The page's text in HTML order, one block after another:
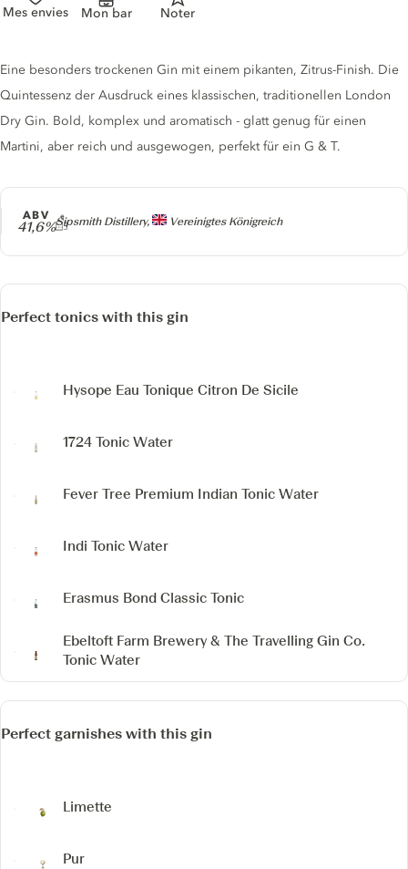
Mes envies Mon bar Noter
Producer
Sipsmith Distillery, Vereinigtes Königreich
ABV
41,6%
Gin description
Eine besonders trockenen Gin mit einem pikanten, Zitrus-Finish. Die
Quintessenz der Ausdruck eines klassischen, traditionellen London
Dry Gin. Bold, komplex und aromatisch - glatt genug für einen
Martini, aber reich und ausgewogen, perfekt für ein G & T.
Perfect tonics with this gin
Hysope Eau Tonique Citron De Sicile
1724 Tonic Water
Fever Tree Premium Indian Tonic Water
Indi Tonic Water
Erasmus Bond Classic Tonic
Ebeltoft Farm Brewery & The Travelling Gin Co.
Tonic Water
Perfect garnishes with this gin
Limette
Pur